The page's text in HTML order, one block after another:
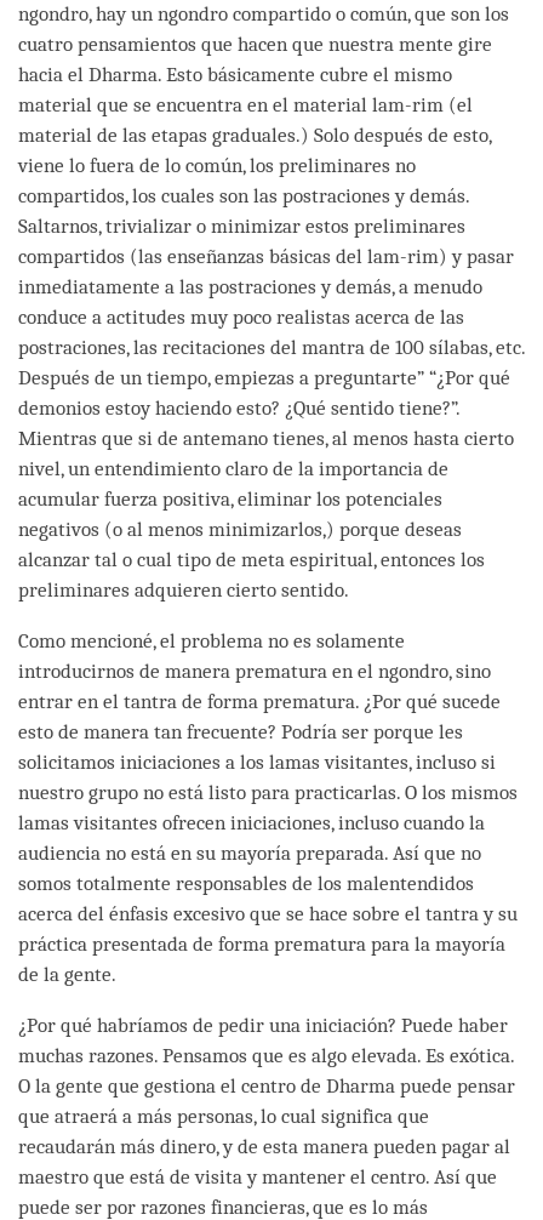
ngondro, hay un ngondro compartido o común, que son los
cuatro pensamientos que hacen que nuestra mente gire
hacia el Dharma. Esto básicamente cubre el mismo
material que se encuentra en el material lam-rim (el
material de las etapas graduales.) Solo después de esto,
viene lo fuera de lo común, los preliminares no
compartidos, los cuales son las postraciones y demás.
Saltarnos, trivializar o minimizar estos preliminares
compartidos (las enseñanzas básicas del lam-rim) y pasar
inmediatamente a las postraciones y demás, a menudo
conduce a actitudes muy poco realistas acerca de las
postraciones, las recitaciones del mantra de 100 sílabas, etc.
Después de un tiempo, empiezas a preguntarte” “¿Por qué
demonios estoy haciendo esto? ¿Qué sentido tiene?”.
Mientras que si de antemano tienes, al menos hasta cierto
nivel, un entendimiento claro de la importancia de
acumular fuerza positiva, eliminar los potenciales
negativos (o al menos minimizarlos,) porque deseas
alcanzar tal o cual tipo de meta espiritual, entonces los
preliminares adquieren cierto sentido.
Como mencioné, el problema no es solamente
introducirnos de manera prematura en el ngondro, sino
entrar en el tantra de forma prematura. ¿Por qué sucede
esto de manera tan frecuente? Podría ser porque les
solicitamos iniciaciones a los lamas visitantes, incluso si
nuestro grupo no está listo para practicarlas. O los mismos
lamas visitantes ofrecen iniciaciones, incluso cuando la
audiencia no está en su mayoría preparada. Así que no
somos totalmente responsables de los malentendidos
acerca del énfasis excesivo que se hace sobre el tantra y su
práctica presentada de forma prematura para la mayoría
de la gente.
¿Por qué habríamos de pedir una iniciación? Puede haber
muchas razones. Pensamos que es algo elevada. Es exótica.
O la gente que gestiona el centro de Dharma puede pensar
que atraerá a más personas, lo cual significa que
recaudarán más dinero, y de esta manera pueden pagar al
maestro que está de visita y mantener el centro. Así que
puede ser por razones financieras, que es lo más